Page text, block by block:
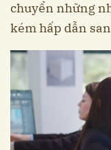
chuyển những
kém hấp dẫn